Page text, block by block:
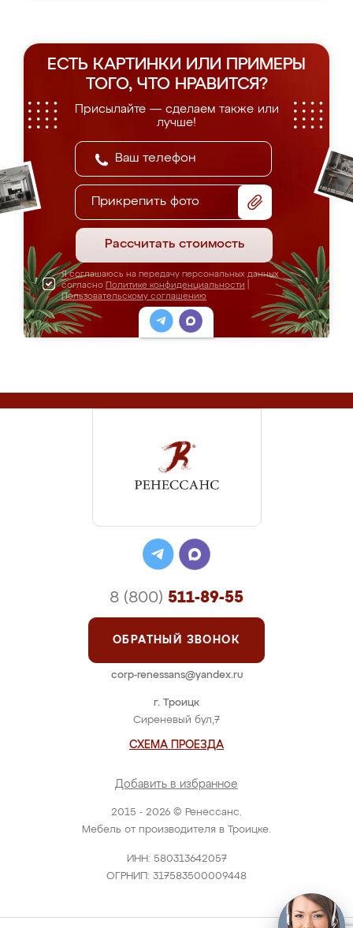
ЕСТЬ КАРТИНКИ ИЛИ ПРИМЕРЫ
ТОГО, ЧТО НРАВИТСЯ?
Присылайте — сделаем также или
лучше!
Прикрепить фото
Рассчитать стоимость
Я соглашаюсь на передачу персональных данных
согласно Политике конфиденциальности
Пользовательскому соглашению
2015 - 2026 © Ренессанс.
Мебель от производителя в Троицке.
ИНН: 580313642057
ОГРНИП: 317583500009448
г. Троицк
Сиреневый бул,7
СХЕМА ПРОЕЗДА
Добавить в избранное
8 (800) 511-89-55
ОБРАТНЫЙ ЗВОНОК
corp-renessans@yandex.ru